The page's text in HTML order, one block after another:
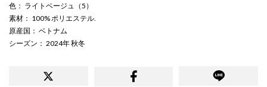
色 ： ライトベージュ（5）
素材 ： 100% ポリエステル.
原産国 ： ベトナム
シーズン ： 2024年 秋冬